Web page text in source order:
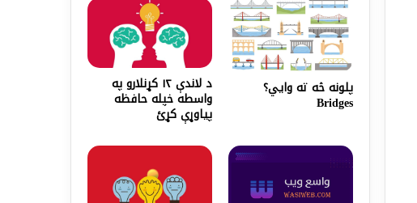
پلونه څه ته وايي؟
Bridges
د لاندې ۱۲ کړنلارو په
واسطه خپله حافظه
پیاوړې کړئ